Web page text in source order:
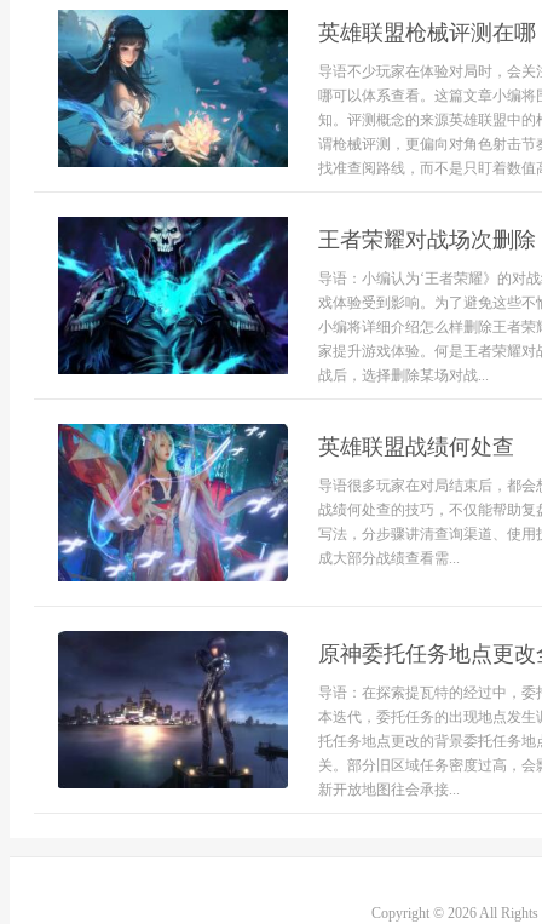
英雄联盟枪械评测在哪
导语不少玩家在体验对局时，会
哪可以体系查看。这篇文章小编
知。评测概念的来源英雄联盟中
谓枪械评测，更偏向对角色射击
找准查阅路线，而不是只盯着数
王者荣耀对战场次删除
导语：小编认为‘王者荣耀》的对
戏体验受到影响。为了避免这些
小编将详细介绍怎么样删除王者
家提升游戏体验。何是王者荣耀
战后，选择删除某场对战...
英雄联盟战绩何处查
导语很多玩家在对局结束后，都
战绩何处查的技巧，不仅能帮助
写法，分步骤讲清查询渠道、使
成大部分战绩查看需...
原神委托任务地点更
导语：在探索提瓦特的经过中，
本迭代，委托任务的出现地点发
托任务地点更改的背景委托任务
关。部分旧区域任务密度过高，
新开放地图往会承接...
Copyright © 2026 All